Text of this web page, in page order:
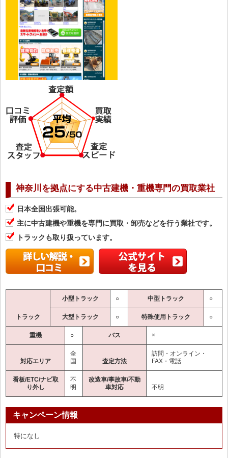
神奈川を拠点にする中古建機・重機専門の買取業社
日本全国出張可能。
主に中古建機や重機を専門に買取・卸売などを行う業社です。
トラックも取り扱っています。
トラック
小型トラック ○ 中型トラック ○
大型トラック ○ 特殊使用トラック ○
重機 ○ バス ×
対応エリア
全
国
査定方法
訪問・オンライン・
FAX・電話
看板/ETC/ナビ取
り外し
不
明
改造車/事故車/不動
車対応
不明
キャンペーン情報
特になし